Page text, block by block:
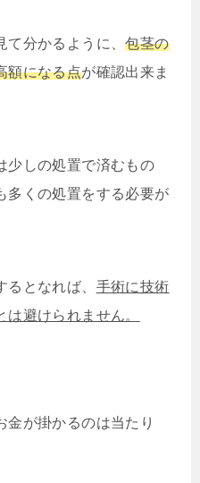
て分かるように、包茎の
額になる点が確認出来ま
少しの処置で済むもの
多くの処置をする必要が
となれば、 手術に技術
避けられません。
金が掛かるのは当たり